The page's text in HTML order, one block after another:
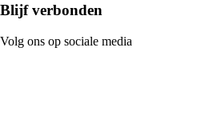
Blijf verbonden
Volg ons op sociale media